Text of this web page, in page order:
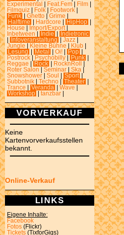
Experimental
Feat.Fem Film
Filmquiz
Folk Footwork
Funk
Ghetto Grime
Halftime
Hardcore HipHop
House
Import/Export
Inbetween
Indie
Indietronic
Infoveranstaltung Jazz
Jungle
Kleine Bühne Klub
Lesung
Metal Oi! Pop
Postrock
Psychobilly Punk
Reggae
Rock RocknRoll
Roter Salon
Seminar Ska
Snowshower
Soul Sport
Subbotnik
Techno Theater
Trance
Veranda Wave
Workshop
tanzbar
VORVERKAUF
Keine
Kartenvorverkaufsstellen
bekannt.
Online-Verkauf
LINKS
Eigene Inhalte:
Facebook
Fotos (Flickr)
Tickets (TixforGigs)